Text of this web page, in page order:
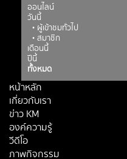
ออนไลน์
วันนี้
• ผู้เข้าชมทั่วไป
• สมาชิก
เดือนนี้
ปีนี้
ทั้งหมด
หน้าหลัก
เกี่ยวกับเรา
ข่าว KM
องค์ความรู้
วีดีโอ
ภาพกิจกรรม